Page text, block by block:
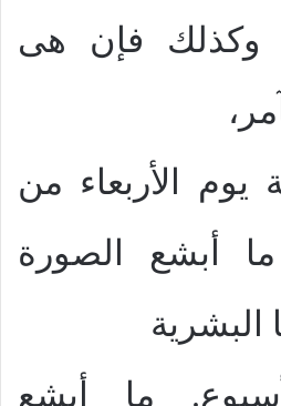
وكذلك فإن هى
يوم الأربعاء من
أبشع الصورة
البشرية
ما أبشع